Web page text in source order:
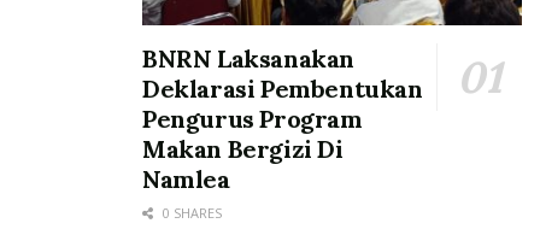
BNRN Laksanakan
Deklarasi Pembentukan
Pengurus Program
Makan Bergizi Di
Namlea
0 SHARES